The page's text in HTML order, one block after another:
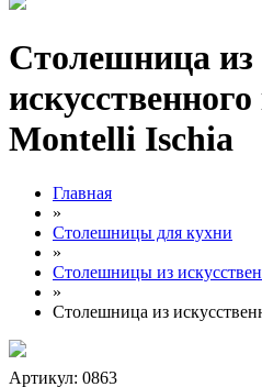
Столешница из
Montelli Ischia
Главная
»
Столешницы для кухни
»
Столешницы из
»
Столешница из
Артикул: 0863